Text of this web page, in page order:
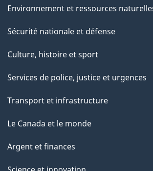
Environnement et ressources
Sécurité nationale et défense
Culture, histoire et sport
Services de police, justice et urgences
Transport et infrastructure
Le Canada et le monde
Argent et finances